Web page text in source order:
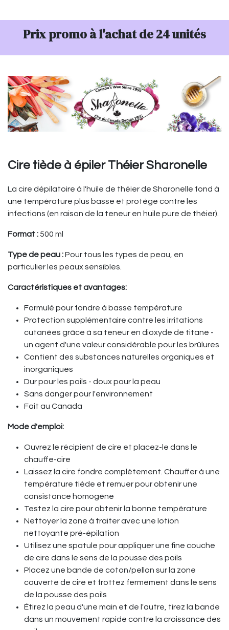
Prix promo à l'achat de 24 unités
Cire tiède à épiler Théier Sharonelle
La cire dépilatoire à l'huile de théier de Sharonelle fond à
une température plus basse et protège contre les
infections (en raison de la teneur en huile pure de théier).
Format :500 ml
Type de peau :Pour tous les types de peau, en
particulier les peaux sensibles.
Caractéristiques et avantages:
Formulé pour fondre à basse température
Protection supplémentaire contre les irritations
cutanées grâce à sa teneur en dioxyde de titane -
un agent d'une valeur considérable pour les brûlures
Contient des substances naturelles organiques et
inorganiques
Dur pour les poils - doux pour la peau
Sans danger pour l'environnement
Fait au Canada
Mode d'emploi:
Ouvrez le récipient de cire et placez-le dans le
chauffe-cire
Laissez la cire fondre complètement. Chauffer à une
température tiède et remuer pour obtenir une
consistance homogène
Testez la cire pour obtenir la bonne température
Nettoyer la zone à traiter avec une lotion
nettoyante pré-épilation
Utilisez une spatule pour appliquer une fine couche
de cire dans le sens de la pousse des poils
Placez une bande de coton/pellon sur la zone
couverte de cire et frottez fermement dans le sens
de la pousse des poils
Étirez la peau d'une main et de l'autre, tirez la bande
dans un mouvement rapide contre la croissance des